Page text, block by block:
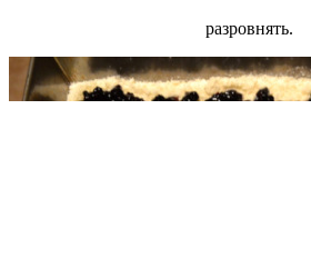
разровнять.